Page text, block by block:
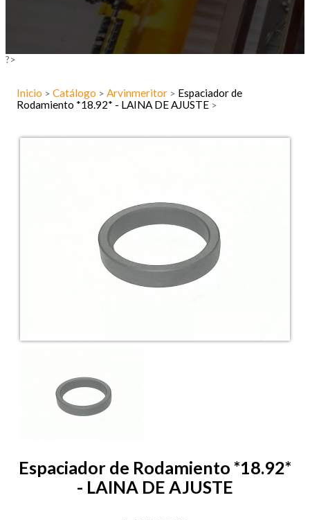
?>
Inicio > Catálogo > Arvinmeritor > Espaciador de
Rodamiento *18.92* - LAINA DE AJUSTE >
Espaciador de Rodamiento *18.92*
- LAINA DE AJUSTE